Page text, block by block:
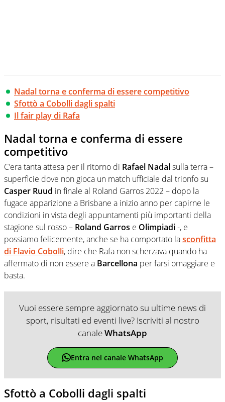
Nadal torna e conferma di essere competitivo
Sfottò a Cobolli dagli spalti
Il fair play di Rafa
Nadal torna e conferma di essere
competitivo
C’era tanta attesa per il ritorno di Rafael Nadalsulla terra –
superficie dove non gioca un match ufficiale dal trionfo su
Casper Ruud in finale al Roland Garros 2022 – dopo la
fugace apparizione a Brisbane a inizio anno per capirne le
condizioni in vista degli appuntamenti più importanti della
stagione sul rosso – Roland Garros e Olimpiadi-, e
possiamo felicemente, anche se ha comportato lasconfitta
di Flavio Cobolli, dire che Rafa non scherzava quando ha
affermato di non essere a Barcellona per farsi omaggiare e
basta.
Vuoi essere sempre aggiornato su ultime news di
sport, risultati ed eventi live? Iscriviti al nostro
canaleWhatsApp
Entra nel canale WhatsApp
Sfottò a Cobolli dagli spalti